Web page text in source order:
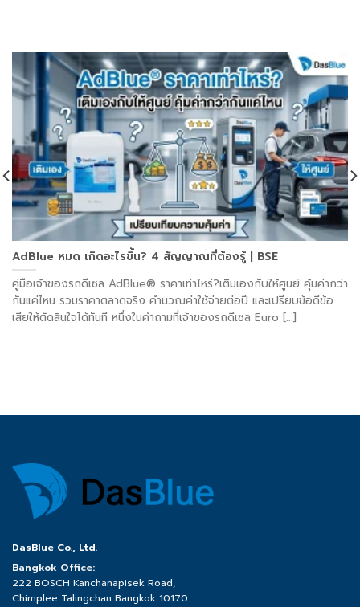
AdBlue หมด เกิดอะไรขึ้น? 4 สัญญาณที่ต้องรู้ | BSE
คู่มือเจ้าของรถดีเซล AdBlue® ราคาเท่าไหร่?เติมเองกับให้ศูนย์ คุ้มค่ากว่า
กันแค่ไหน รวมราคาตลาดจริง คำนวณค่าใช้จ่ายต่อปี และเปรียบข้อดีข้อ
เสียให้ตัดสินใจได้ทันที หนึ่งในคำถามที่เจ้าของรถดีเซล Euro [...]
DasBlue Co., Ltd.
Bangkok Office:
222 BOSCH Kanchanapisek Road,
Chimplee Talingchan Bangkok 10170